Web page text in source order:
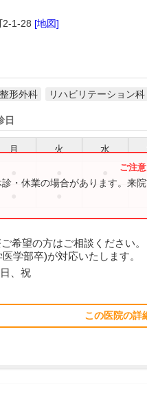
2-1-28 [地図]
整形外科 リハビリテーション科
日
月 火 水
・休業の場合があります。来
希望の方はご相談ください。
学部卒)が対応いたします。
、祝
この医院の詳